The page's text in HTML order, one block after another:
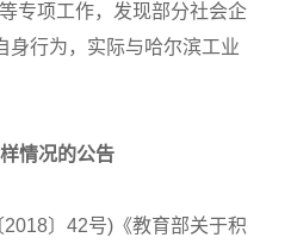
专项工作，发现部分社会企
身行为，实际与哈尔滨工业
情况的公告
〕42号)《教育部关于积